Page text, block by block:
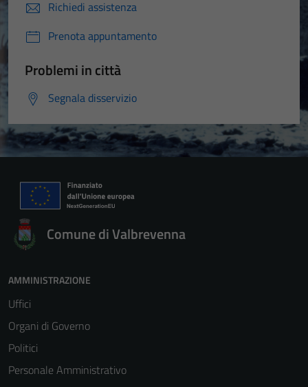
Richiedi assistenza
Prenota appuntamento
Problemi in città
Segnala disservizio
Comune di Valbrevenna
AMMINISTRAZIONE
Uffici
Organi di Governo
Politici
Personale Amministrativo